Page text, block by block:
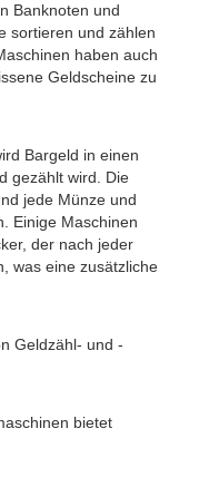
Banknoten und
sortieren und zählen
haben auch
Geldscheine zu
Bargeld in einen
gezählt wird. Die
jede Münze und
Einige Maschinen
der nach jeder
was eine zusätzliche
Geldzähl- und -
bietet